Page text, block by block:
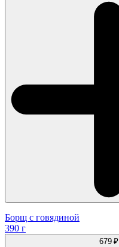
Борщ с говядиной
390 г
679 ₽